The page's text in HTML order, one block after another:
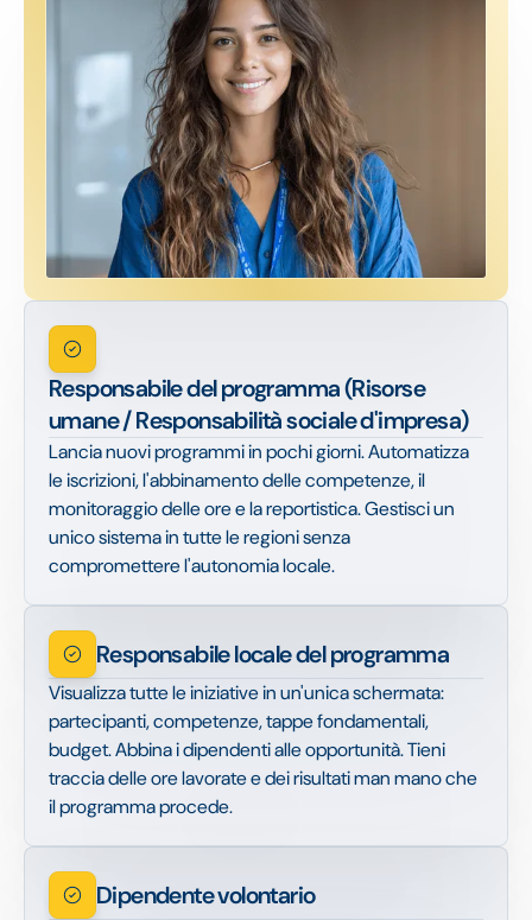
Responsabile del programma (Risorse
umane / Responsabilità sociale d'impresa)
Lancia nuovi programmi in pochi giorni. Automatizza
le iscrizioni, l'abbinamento delle competenze, il
monitoraggio delle ore e la reportistica. Gestisci un
unico sistema in tutte le regioni senza
compromettere l'autonomia locale.
Responsabile locale del programma
Visualizza tutte le iniziative in un'unica schermata:
partecipanti, competenze, tappe fondamentali,
budget. Abbina i dipendenti alle opportunità. Tieni
traccia delle ore lavorate e dei risultati man mano che
il programma procede.
Dipendente volontario